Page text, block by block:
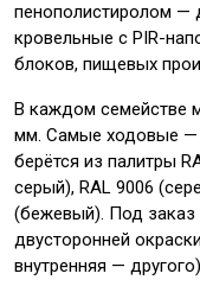
пенополистиролом —
кровельные с PIR-
блоков, пищевых
В каждом семействе
мм. Самые ходовые —
берётся из палитры
серый), RAL 9006
(бежевый). Под заказ
двусторонней
внутренняя —